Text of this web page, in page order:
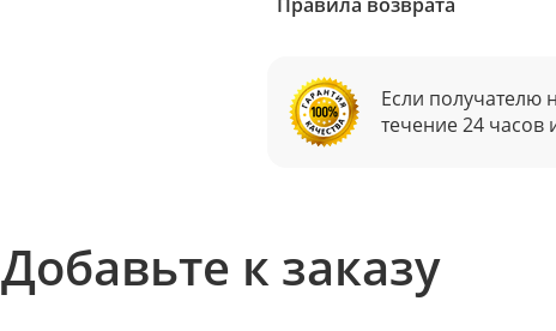
Если получателю
течение 24 часов
Добавьте к заказу